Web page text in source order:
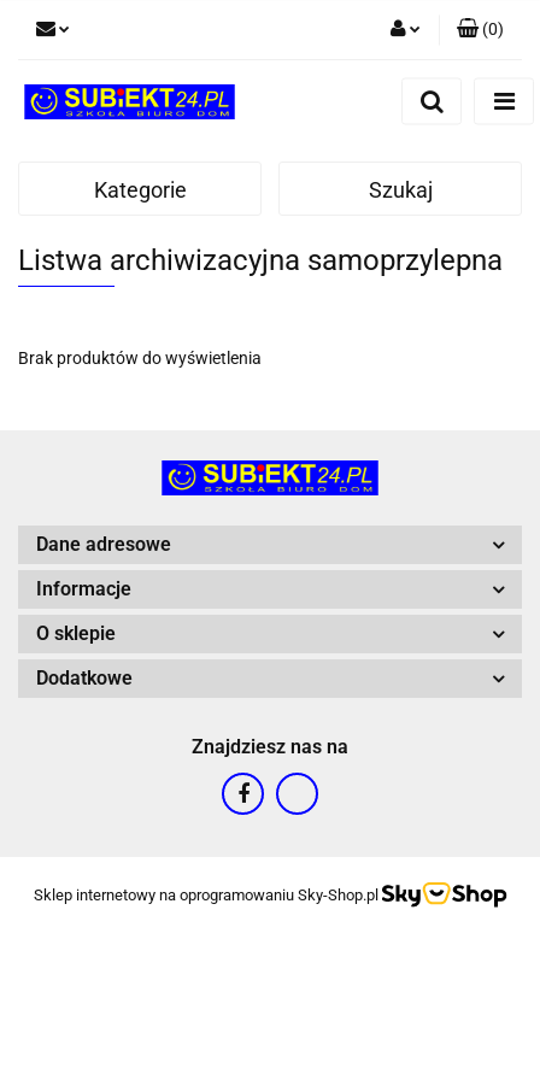
(0)
Kategorie Szukaj
Listwa archiwizacyjna samoprzylepna
Brak produktów do wyświetlenia
Dane adresowe
Informacje
O sklepie
Dodatkowe
Znajdziesz nas na
Sklep internetowy na oprogramowaniu Sky-Shop.pl